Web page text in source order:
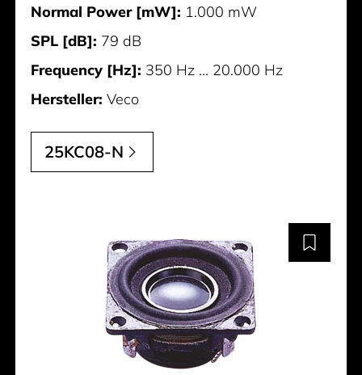
Normal Power [mW]: 1.000 mW
SPL [dB]: 79 dB
Frequency [Hz]: 350 Hz ... 20.000 Hz
Hersteller: Veco
25KC08-N